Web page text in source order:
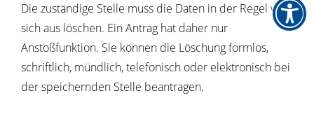
Die zuständige Stelle muss die Daten in der Regel von
sich aus löschen. Ein Antrag hat daher nur
Anstoßfunktion. Sie können die Löschung formlos,
schriftlich, mündlich, telefonisch oder elektronisch bei
der speichernden Stelle beantragen.